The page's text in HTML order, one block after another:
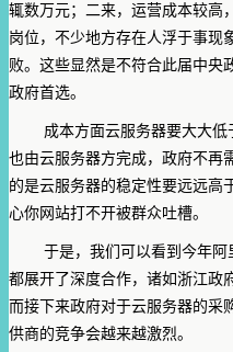
辄数万元；二来，运营成本较高
岗位，不少地方存在人浮于事现
败。这些显然是不符合此届中央
政府首选。
成本方面云服务器要大大
也由云服务器方完成，政府不再
的是云服务器的稳定性要远远高
心你网站打不开被群众吐槽。
于是，我们可以看到今年阿
都展开了深度合作，诸如浙江政
而接下来政府对于云服务器的采
供商的竞争会越来越激烈。